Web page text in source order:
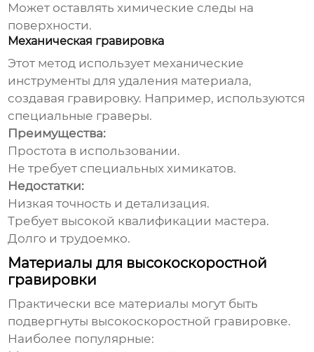
Может оставлять химические следы на
поверхности.
Механическая гравировка
Этот метод использует механические
инструменты для удаления материала,
создавая гравировку. Например, используются
специальные граверы.
Преимущества:
Простота в использовании.
Не требует специальных химикатов.
Недостатки:
Низкая точность и детализация.
Требует высокой квалификации мастера.
Долго и трудоемко.
Материалы для высокоскоростной
гравировки
Практически все материалы могут быть
подвергнуты высокоскоростной гравировке.
Наиболее популярные: